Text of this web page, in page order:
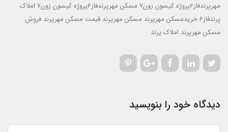
مهرپرندفاز6پروژه کیسون زون7
مسکن مهرپرندفاز6پروژه کیسون زون7
املاک
پرندفاز6 خریدمسکن مهرپرند مسکن مهرپرند قیمت مسکن مهرپرند فروش
مسکن مهرپرند املاک پرند
دیدگاه خود را بنویسید